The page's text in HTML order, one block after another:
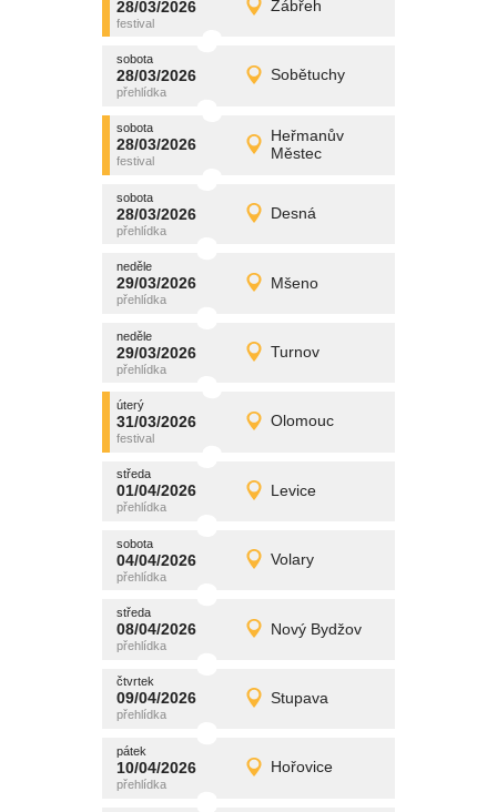
28/03/2026 Zábřeh
sobota
28/03/2026 Detail
sobota
28/03/2026 Sobětuchy
sobota
28/03/2026 Detail
promítání
sobota
28/03/2026
Heřmanův
Městec
sobota
28/03/2026 Detail
promítání
sobota
28/03/2026 Desná
sobota
28/03/2026 Detail
promítání
neděle
29/03/2026 Mšeno
neděle
29/03/2026 Detail
promítání
neděle
29/03/2026 Turnov
neděle
29/03/2026 Detail
promítání
úterý
31/03/2026 Olomouc
úterý
31/03/2026 Detail
promítání
středa
01/04/2026 Levice
středa
01/04/2026 Detail
promítání
sobota
04/04/2026 Volary
sobota
04/04/2026 Detail
promítání
středa
08/04/2026 Nový Bydžov
středa
08/04/2026 Detail
promítání
čtvrtek
09/04/2026 Stupava
čtvrtek
09/04/2026 Detail
promítání
pátek
10/04/2026 Hořovice
pátek
10/04/2026 Detail
promítání